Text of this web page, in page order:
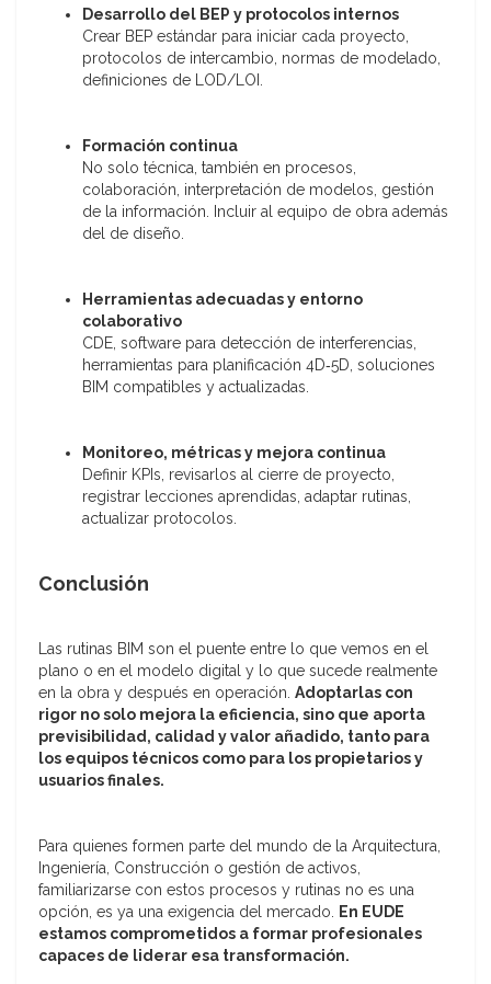
Desarrollo del BEP y protocolos internos
Crear BEP estándar para iniciar cada proyecto,
protocolos de intercambio, normas de modelado,
definiciones de LOD/LOI.
Formación continua
No solo técnica, también en procesos,
colaboración, interpretación de modelos, gestión
de la información. Incluir al equipo de obra además
del de diseño.
Herramientas adecuadas y entorno
colaborativo
CDE, software para detección de interferencias,
herramientas para planificación 4D‑5D, soluciones
BIM compatibles y actualizadas.
Monitoreo, métricas y mejora continua
Definir KPIs, revisarlos al cierre de proyecto,
registrar lecciones aprendidas, adaptar rutinas,
actualizar protocolos.
Conclusión
Las rutinas BIM son el puente entre lo que vemos en el
plano o en el modelo digital y lo que sucede realmente
en la obra y después en operación. Adoptarlas con
rigor no solo mejora la eficiencia, sino que aporta
previsibilidad, calidad y valor añadido, tanto para
los equipos técnicos como para los propietarios y
usuarios finales.
Para quienes formen parte del mundo de la Arquitectura,
Ingeniería, Construcción o gestión de activos,
familiarizarse con estos procesos y rutinas no es una
opción, es ya una exigencia del mercado. En EUDE
estamos comprometidos a formar profesionales
capaces de liderar esa transformación.